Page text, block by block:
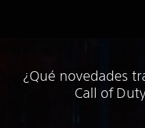
¿Qué novedades
Call of